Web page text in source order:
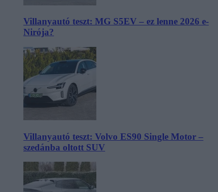
Villanyautó teszt: MG S5EV – ez lenne 2026 e-
Nirója?
Villanyautó teszt: Volvo ES90 Single Motor –
szedánba oltott SUV